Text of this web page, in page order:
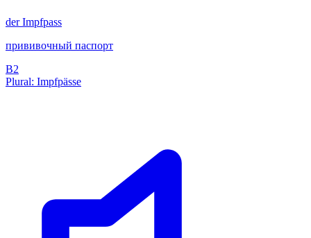
derImpfpass
прививочный паспорт
B2
Plural: Impfpässe